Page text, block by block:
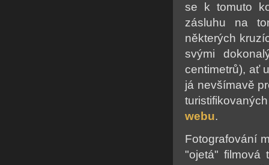
se k tomuto
zásluhu na
některých
svými
centimetrů), ať
já nevšímavě
webu.
Fotografování
"ojetá" filmová